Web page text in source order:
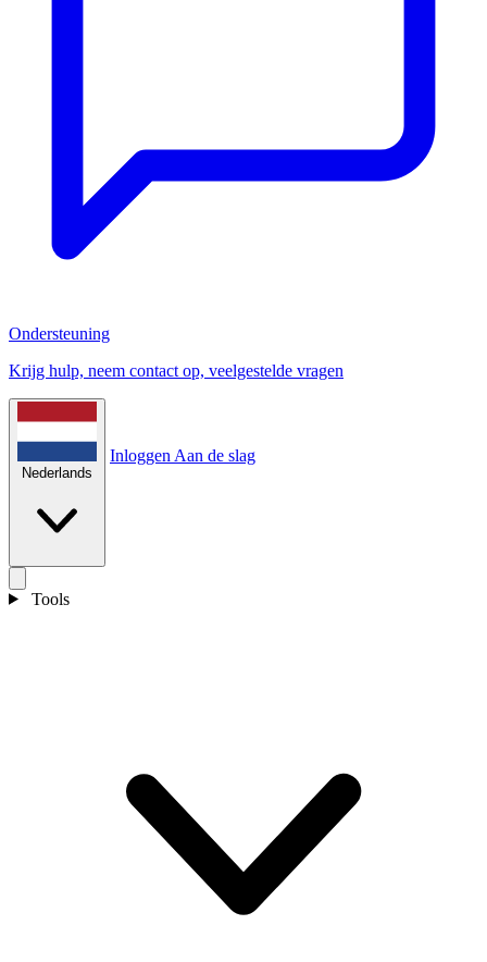
Ondersteuning
Krijg hulp, neem contact op, veelgestelde vragen
Nederlands
Inloggen Aan de slag
Tools